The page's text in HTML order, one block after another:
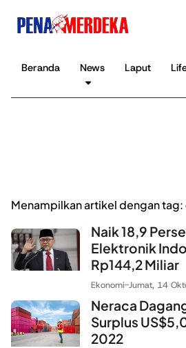
Beranda News Laput
Menampilkan artikel dengan tag:
Naik 18,9
Elektronik
Rp144,2 Miliar
Ekonomi-Jumat, 14
Neraca
Surplus
2022